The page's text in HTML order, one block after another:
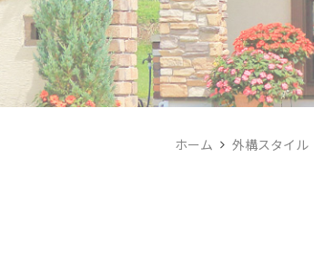
ホーム 外構スタイル